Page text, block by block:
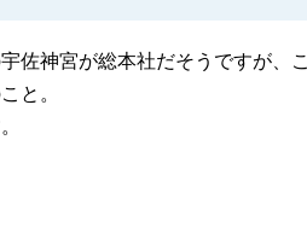
佐神宮が総本社だそうですが、こ
と。